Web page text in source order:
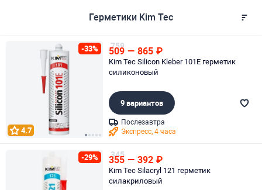
Герметики Kim Tec
-33%
4.7
759
509 — 865 ₽
Kim Tec Silicon Kleber 101Е герметик
силиконовый
9 вариантов
Послезавтра
Экспресс, 4 часа
-29% 345
355 — 392 ₽
Kim Tec Silacryl 121 герметик
силакриловый